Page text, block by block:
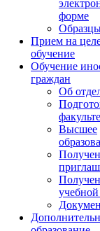
форме
Прием на
обучение
Обучение
граждан
Об
Высшее